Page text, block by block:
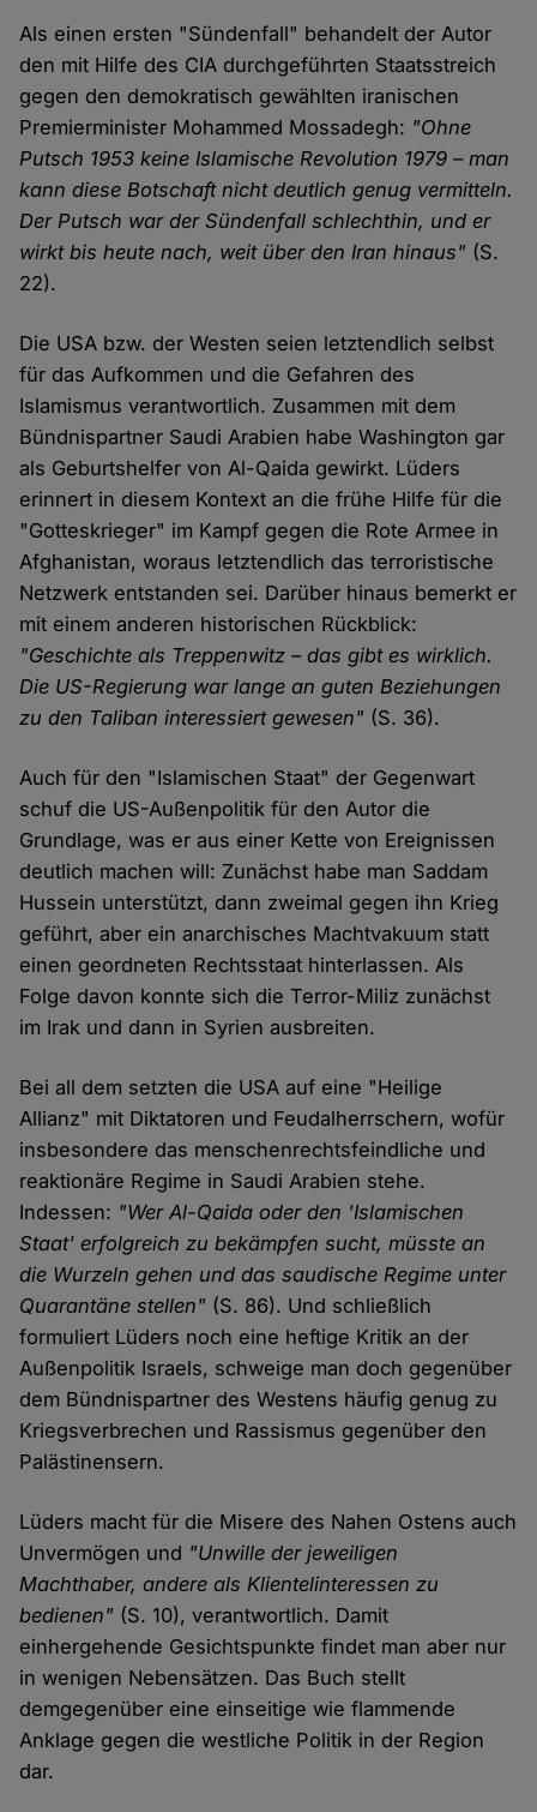
Als einen ersten "Sündenfall" behandelt der Autor
den mit Hilfe des CIA durchgeführten Staatsstreich
gegen den demokratisch gewählten iranischen
Premierminister Mohammed Mossadegh: "Ohne
Putsch 1953 keine Islamische Revolution 1979 – man
kann diese Botschaft nicht deutlich genug vermitteln.
Der Putsch war der Sündenfall schlechthin, und er
wirkt bis heute nach, weit über den Iran hinaus" (S.
22).
Die USA bzw. der Westen seien letztendlich selbst
für das Aufkommen und die Gefahren des
Islamismus verantwortlich. Zusammen mit dem
Bündnispartner Saudi Arabien habe Washington gar
als Geburtshelfer von Al-Qaida gewirkt. Lüders
erinnert in diesem Kontext an die frühe Hilfe für die
"Gotteskrieger" im Kampf gegen die Rote Armee in
Afghanistan, woraus letztendlich das terroristische
Netzwerk entstanden sei. Darüber hinaus bemerkt er
mit einem anderen historischen Rückblick:
"Geschichte als Treppenwitz – das gibt es wirklich.
Die US-Regierung war lange an guten Beziehungen
zu den Taliban interessiert gewesen" (S. 36).
Auch für den "Islamischen Staat" der Gegenwart
schuf die US-Außenpolitik für den Autor die
Grundlage, was er aus einer Kette von Ereignissen
deutlich machen will: Zunächst habe man Saddam
Hussein unterstützt, dann zweimal gegen ihn Krieg
geführt, aber ein anarchisches Machtvakuum statt
einen geordneten Rechtsstaat hinterlassen. Als
Folge davon konnte sich die Terror-Miliz zunächst
im Irak und dann in Syrien ausbreiten.
Bei all dem setzten die USA auf eine "Heilige
Allianz" mit Diktatoren und Feudalherrschern, wofür
insbesondere das menschenrechtsfeindliche und
reaktionäre Regime in Saudi Arabien stehe.
Indessen: "Wer Al-Qaida oder den 'Islamischen
Staat' erfolgreich zu bekämpfen sucht, müsste an
die Wurzeln gehen und das saudische Regime unter
Quarantäne stellen" (S. 86). Und schließlich
formuliert Lüders noch eine heftige Kritik an der
Außenpolitik Israels, schweige man doch gegenüber
dem Bündnispartner des Westens häufig genug zu
Kriegsverbrechen und Rassismus gegenüber den
Palästinensern.
Lüders macht für die Misere des Nahen Ostens auch
Unvermögen und "Unwille der jeweiligen
Machthaber, andere als Klientelinteressen zu
bedienen" (S. 10), verantwortlich. Damit
einhergehende Gesichtspunkte findet man aber nur
in wenigen Nebensätzen. Das Buch stellt
demgegenüber eine einseitige wie flammende
Anklage gegen die westliche Politik in der Region
dar.